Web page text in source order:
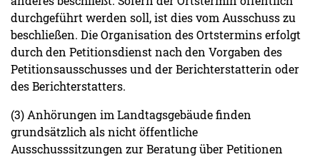
durchgeführt werden soll, ist dies vom Ausschuss zu
beschließen. Die Organisation des Ortstermins erfolgt
durch den Petitionsdienst nach den Vorgaben des
Petitionsausschusses und der Berichterstatterin oder
des Berichterstatters.
(3) Anhörungen im Landtagsgebäude finden
grundsätzlich als nicht öffentliche
Ausschusssitzungen zur Beratung über Petitionen